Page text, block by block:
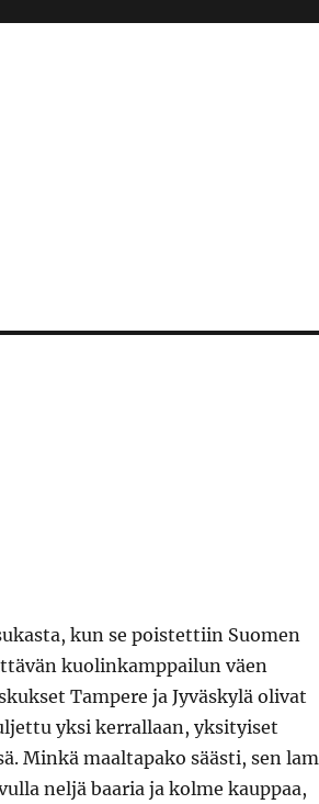
kun se poistettiin Suomen
kuolinkamppailun väen
Tampere ja Jyväskylä olivat
yksi kerrallaan, yksityiset
Minkä maaltapako säästi, sen
neljä baaria ja kolme kauppaa,